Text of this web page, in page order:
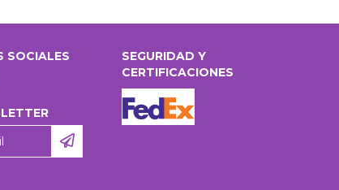
SOCIALES
SEGURIDAD Y
CERTIFICACIONES